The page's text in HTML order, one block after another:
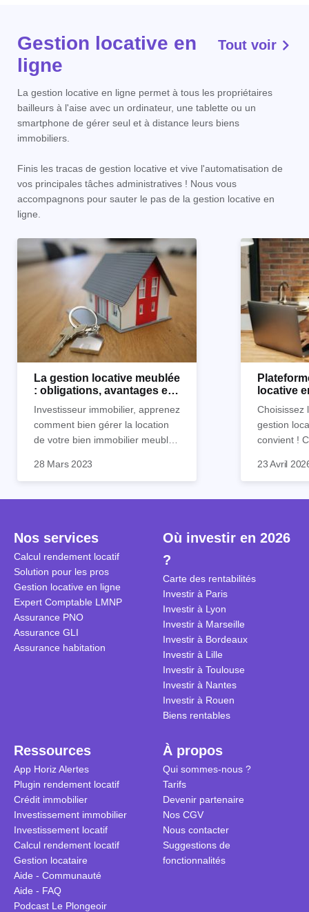
Gestion locative en
ligne
Tout voir
La gestion locative en ligne permet à tous les propriétaires
bailleurs à l'aise avec un ordinateur, une tablette ou un
smartphone de gérer seul et à distance leurs biens
immobiliers.
Finis les tracas de gestion locative et vive l'automatisation de
vos principales tâches administratives ! Nous vous
accompagnons pour sauter le pas de la gestion locative en
ligne.
La gestion locative meublée
: obligations, avantages et
Investisseur immobilier, apprenez
comment bien gérer la location
de votre bien immobilier meublé !
obligations en tant que
inconvénients présente ce type
28 Mars 2023
locative
Choisissez
gestion
convient !
découvrez
23 Avril
Nos services
Calcul rendement locatif
Solution pour les pros
Gestion locative en ligne
Expert Comptable LMNP
Assurance PNO
Assurance GLI
Assurance habitation
Où investir en 2026
?
Carte des rentabilités
Investir à Paris
Investir à Lyon
Investir à Marseille
Investir à Bordeaux
Investir à Lille
Investir à Toulouse
Investir à Nantes
Investir à Rouen
Biens rentables
Ressources
App Horiz Alertes
Plugin rendement locatif
Crédit immobilier
Investissement immobilier
Investissement locatif
Calcul rendement locatif
Gestion locataire
Aide - Communauté
Aide - FAQ
Podcast Le Plongeoir
À propos
Qui sommes-nous ?
Tarifs
Devenir partenaire
Nos CGV
Nous contacter
Suggestions de
fonctionnalités